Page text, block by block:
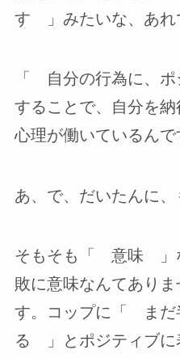
す 」みたいな、あれ
「 自分の行為に、
することで、自分を
心理が働いているんで
あ、で、だいたんに、
そもそも「 意味 」
敗に意味なんてあり
す。コップに「 まだ
る 」とポジティブに